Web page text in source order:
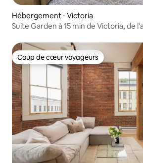
Hébergement ⋅ Victoria
Suite Garden à 15 min de Victoria, de
Coup de cœur voyageurs
Coup de cœur voyageurs